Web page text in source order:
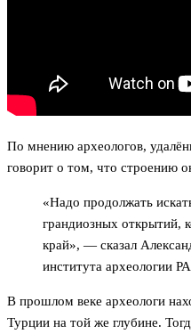
По мнению археологов,
говорит о том, что строению
«Надо продолжать
грандиозных открытий,
край», — сказал
института археологии
В прошлом веке археологи
Турции на той же глубине.